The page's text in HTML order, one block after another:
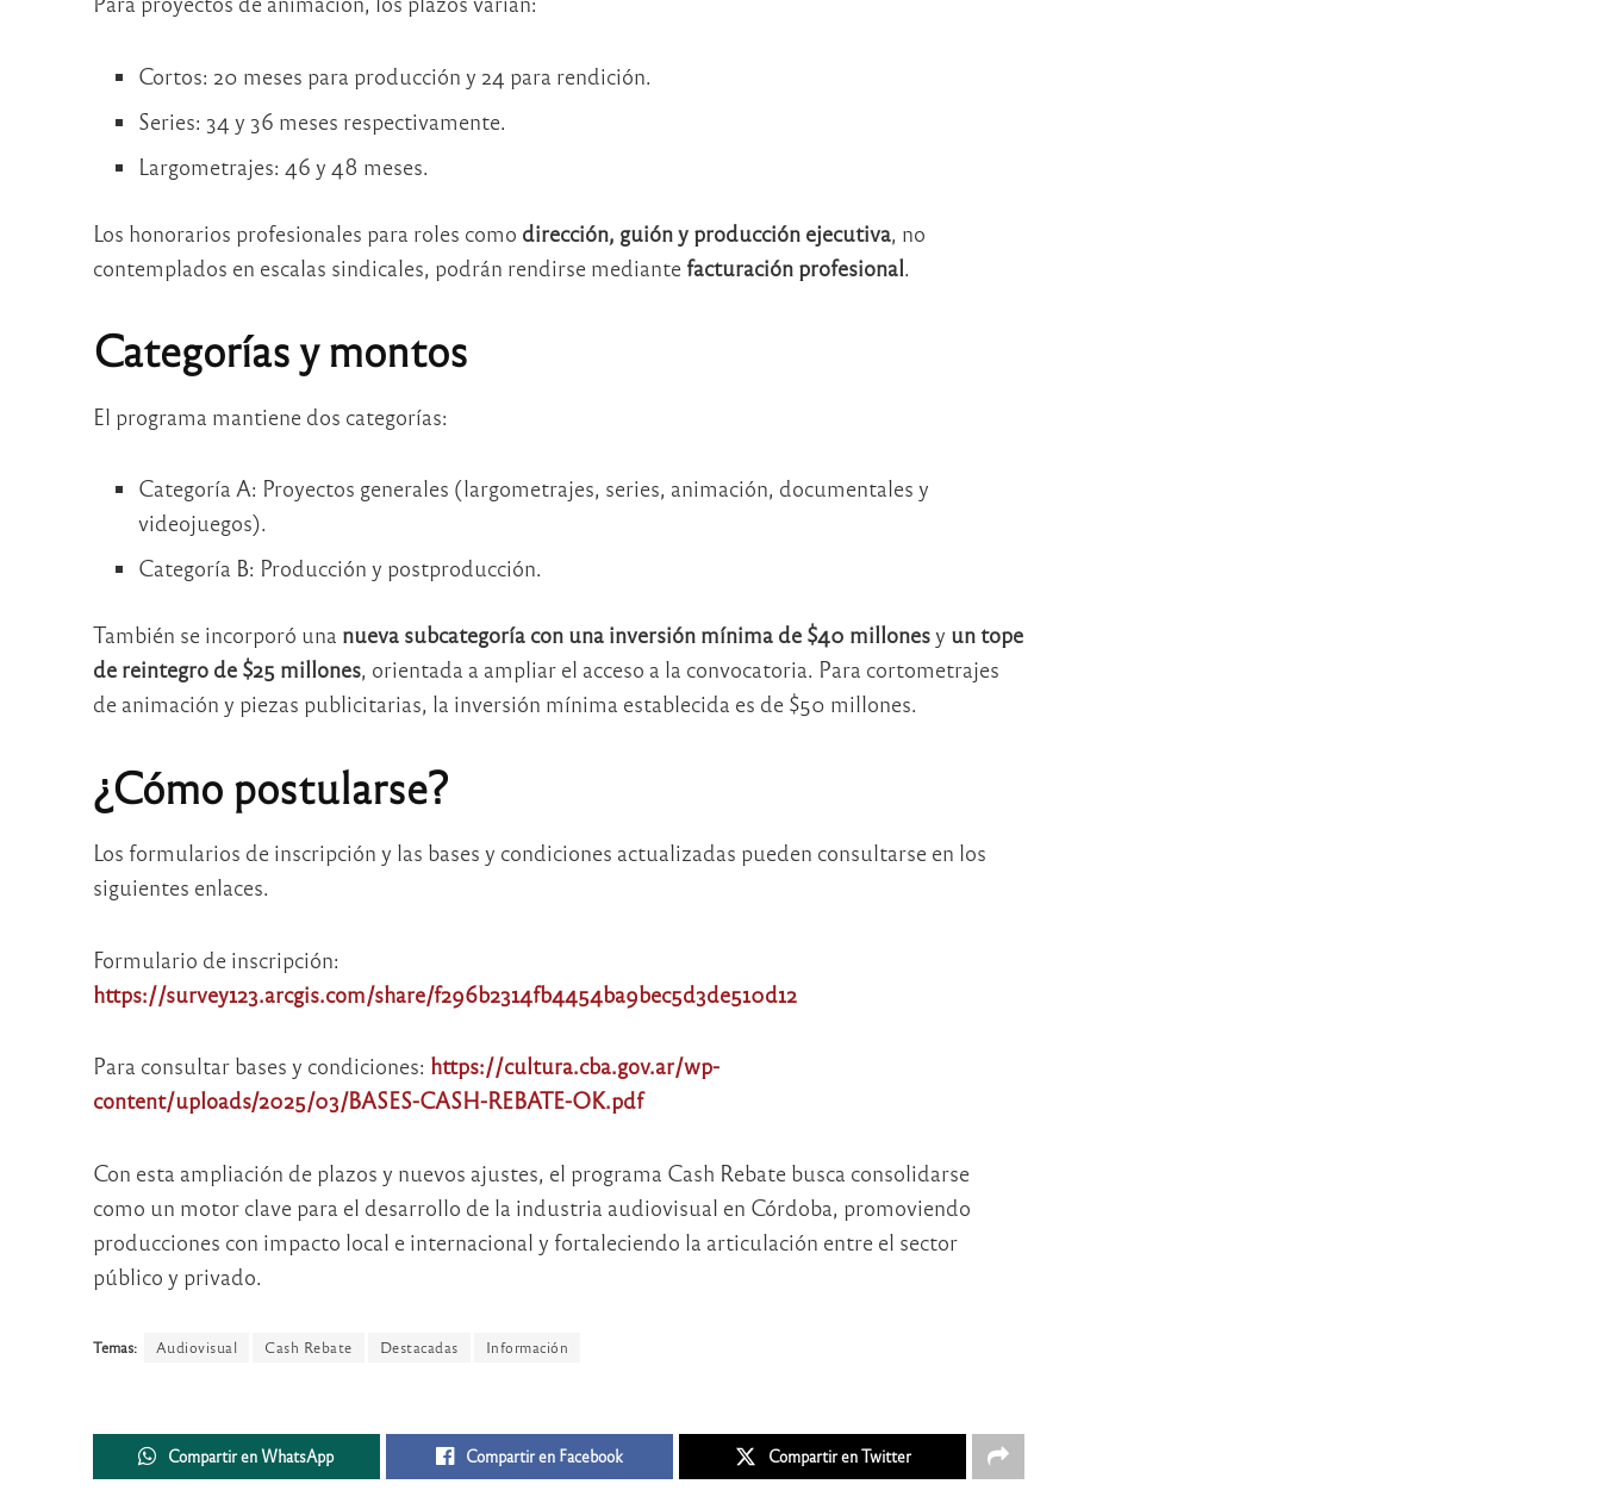
Cortos: 20 meses para producción y 24 para rendición.
Series: 34 y 36 meses respectivamente.
Largometrajes: 46 y 48 meses.
Los honorarios profesionales para roles como dirección, guión y producción ejecutiva, no
contemplados en escalas sindicales, podrán rendirse mediante facturación profesional.
Categorías y montos
El programa mantiene dos categorías:
Categoría A: Proyectos generales (largometrajes, series, animación, documentales y
videojuegos).
Categoría B: Producción y postproducción.
También se incorporó una nueva subcategoría con una inversión mínima de $40 millonesy un tope
de reintegro de $25 millones, orientada a ampliar el acceso a la convocatoria. Para cortometrajes
de animación y piezas publicitarias, la inversión mínima establecida es de $50 millones.
¿Cómo postularse?
Los formularios de inscripción y las bases y condiciones actualizadas pueden consultarse en los
siguientes enlaces.
Formulario de inscripción:
https://survey123.arcgis.com/share/f296b2314fb4454ba9bec5d3de510d12
Para consultar bases y condiciones: https://cultura.cba.gov.ar/wp-
content/uploads/2025/03/BASES-CASH-REBATE-OK.pdf
Con esta ampliación de plazos y nuevos ajustes, el programa Cash Rebate busca consolidarse
como un motor clave para el desarrollo de la industria audiovisual en Córdoba, promoviendo
producciones con impacto local e internacional y fortaleciendo la articulación entre el sector
público y privado.
Temas: Audiovisual Cash Rebate Destacadas Información
Compartir en WhatsApp Compartir en Facebook Compartir en Twitter